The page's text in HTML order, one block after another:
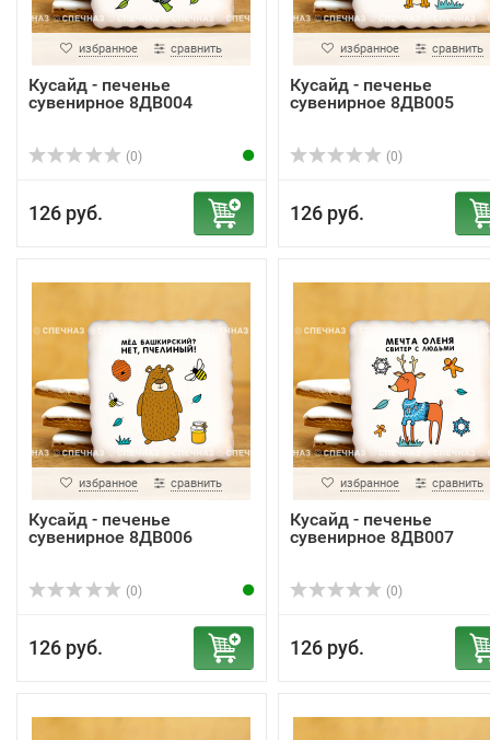
избранное сравнить
Кусайд - печенье
сувенирное 8ДВ004
(0)
126 руб.
избранное сравнить
Кусайд - печенье
сувенирное 8ДВ005
(0)
126 руб.
избранное сравнить
Кусайд - печенье
сувенирное 8ДВ006
(0)
126 руб.
избранное сравнить
Кусайд - печенье
сувенирное 8ДВ007
(0)
126 руб.